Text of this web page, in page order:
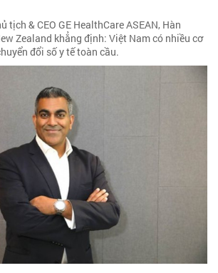
tịch & CEO GE HealthCare ASEAN, Hàn
Zealand khẳng định: Việt Nam có nhiều cơ
đổi số y tế toàn cầu.